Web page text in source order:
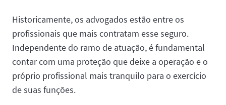
Historicamente, os advogados estão entre os
profissionais que mais contratam esse seguro.
Independente do ramo de atuação, é fundamental
contar com uma proteção que deixe a operação e o
próprio profissional mais tranquilo para o exercício
de suas funções.